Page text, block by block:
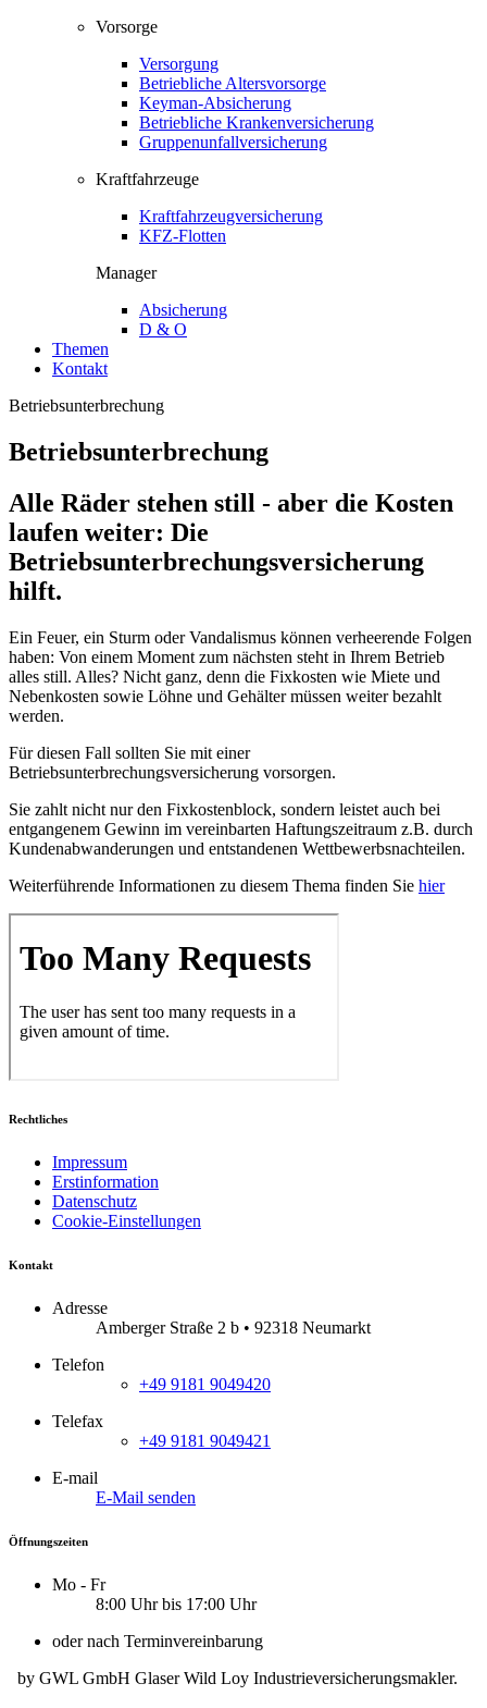
Vorsorge
Versorgung
Betriebliche Altersvorsorge
Keyman-Absicherung
Betriebliche Krankenversicherung
Gruppenunfallversicherung
Kraftfahrzeuge
Kraftfahrzeugversicherung
KFZ-Flotten
Manager
Absicherung
D & O
Themen
Kontakt
Betriebsunterbrechung
Betriebsunterbrechung
Alle Räder stehen still - aber die Kosten
laufen weiter: Die
Betriebsunterbrechungsversicherung
hilft.
Ein Feuer, ein Sturm oder Vandalismus können verheerende Folgen
haben: Von einem Moment zum nächsten steht in Ihrem Betrieb
alles still. Alles? Nicht ganz, denn die Fixkosten wie Miete und
Nebenkosten sowie Löhne und Gehälter müssen weiter bezahlt
werden.
Für diesen Fall sollten Sie mit einer
Betriebsunterbrechungsversicherung vorsorgen.
Sie zahlt nicht nur den Fixkostenblock, sondern leistet auch bei
entgangenem Gewinn im vereinbarten Haftungszeitraum z.B. durch
Kundenabwanderungen und entstandenen Wettbewerbsnachteilen.
Weiterführende Informationen zu diesem Thema finden Sie hier
Rechtliches
Impressum
Erstinformation
Datenschutz
Cookie-Einstellungen
Kontakt
Adresse
Amberger Straße 2 b • 92318 Neumarkt
Telefon
+49 9181 9049420
Telefax
+49 9181 9049421
E-mail
E-Mail senden
Öffnungszeiten
Mo - Fr
8:00 Uhr bis 17:00 Uhr
oder nach Terminvereinbarung
by GWL GmbH Glaser Wild Loy Industrieversicherungsmakler.